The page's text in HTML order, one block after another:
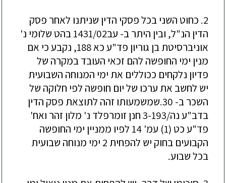
2. כחוט השני בכל פסקי הדין שניתנו לאחר פסק
הדין הנ"ל, ובין היתר ב- עב1431/02 בהט שלומי נ'
אוניברסיטת בן גוריון פד"ע כא 188, נקבע כי אם
מנין ימי החופשה להם זכאי העובד במקרה של
פדיון נלקחים ככוללים את ימי המנוחה השבועית
יש לחשב את ערכו של יום חופשה לפי חלוקה של
השכר ב- 30.שמשמעותו זהה לתוצאת פסק הדין
בדב"ע נה/3-193 חנן זומרפלד נ' מלון זהר ואח'
פד"ע כט (1) עמ' 14 לפיו ממניין ימי החופשה
הקבועים בחוק יש להפחית 2 ימי מנוחה שבועית
בכל שבוע.